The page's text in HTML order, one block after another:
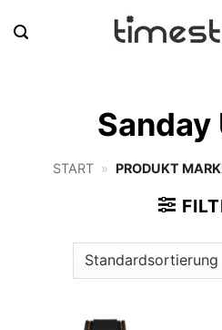
Inhalt
Sanday
START » PRODUKT